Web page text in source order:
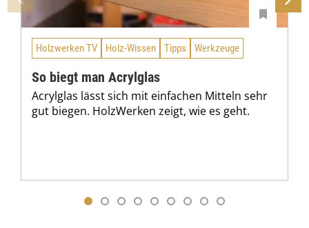
Holzwerken TV Holz-Wissen Tipps Werkzeuge
So biegt man Acrylglas
Acrylglas lässt sich mit einfachen Mitteln sehr
gut biegen. HolzWerken zeigt, wie es geht.